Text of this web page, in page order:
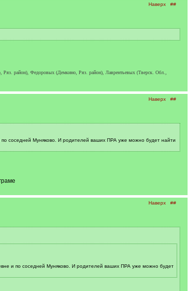
Наверх ##
район), Федоровых (Демкино, Ряз. район), Лаврентьевых (Тверск. Обл.,
Наверх ##
соседней Муняково. И родителей ваших ПРА уже можно будет найти
Наверх ##
и по соседней Муняково. И родителей ваших ПРА уже можно будет